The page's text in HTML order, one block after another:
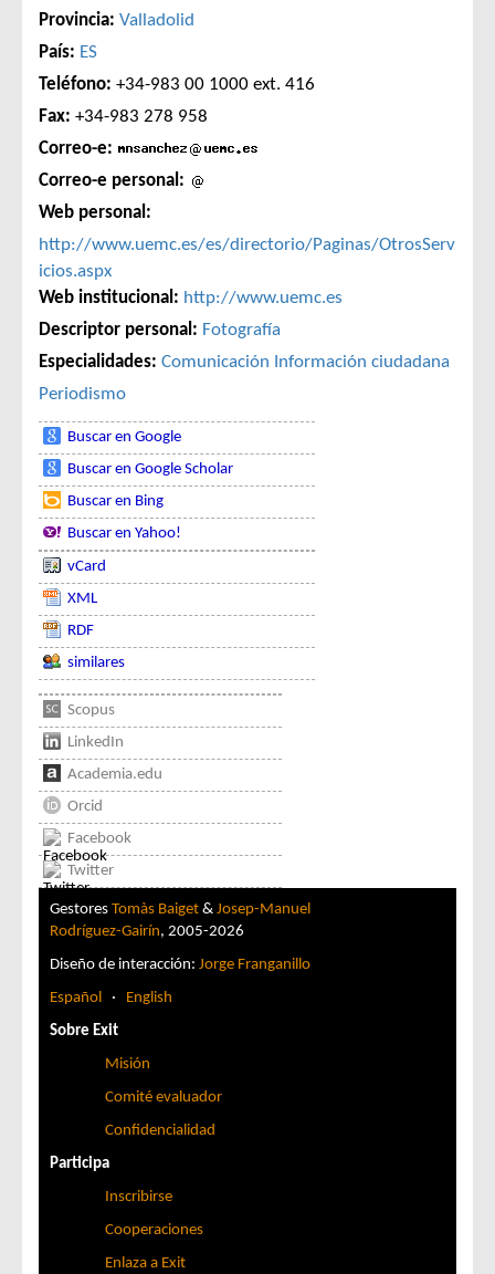
Provincia: Valladolid
País: ES
Teléfono: +34-983 00 1000 ext. 416
Fax: +34-983 278 958
Correo-e:
Correo-e personal:
Web personal:
http://www.uemc.es/es/directorio/Paginas/OtrosServ
icios.aspx
Web institucional: http://www.uemc.es
Descriptor personal: Fotografía
Especialidades: Comunicación Información ciudadana
Periodismo
Buscar en Google
Buscar en Google Scholar
Buscar en Bing
Buscar en Yahoo!
vCard
XML
RDF
similares
Scopus
LinkedIn
Academia.edu
Orcid
Facebook
Twitter
Gestores Tomàs Baiget & Josep-Manuel
Rodríguez-Gairín, 2005-2026
Diseño de interacción: Jorge Franganillo
Español · English
Sobre Exit
Misión
Comité evaluador
Confidencialidad
Participa
Inscribirse
Cooperaciones
Enlaza a Exit